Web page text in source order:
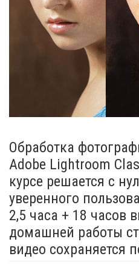
Обработка
Adobe Lightroom
курсе решается с
уверенного
2,5 часа + 18 часов
домашней работы
видео сохраняется